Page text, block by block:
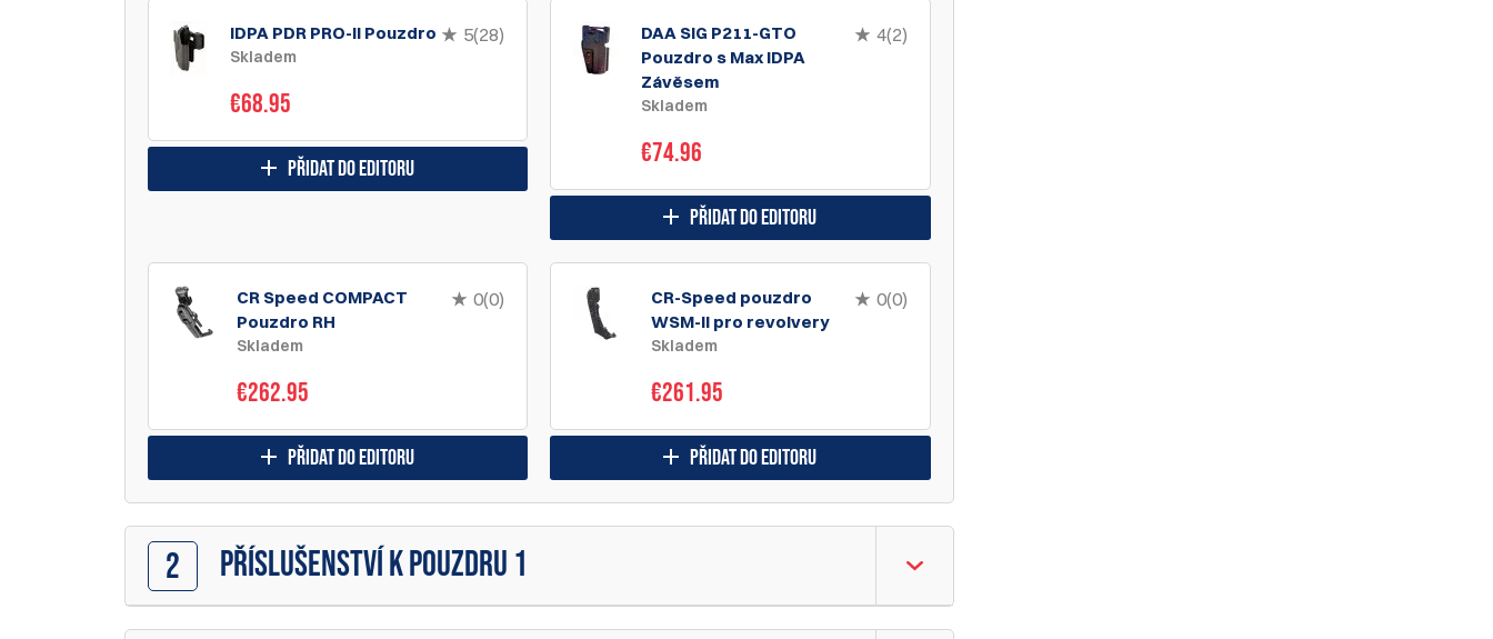
IDPA PDR PRO-II Pouzdro
Skladem
€68.95
5(28)
přidat do editoru
DAA SIG P211-GTO
Pouzdro s Max IDPA
Závěsem
Skladem
€74.96
4(2)
přidat do editoru
CR Speed COMPACT
Pouzdro RH
Skladem
€262.95
0(0)
přidat do editoru
CR-Speed pouzdro
WSM-II pro revolvery
Skladem
€261.95
0(0)
přidat do editoru
2 PŘÍSLUŠENSTVÍ K POUZDRU 1